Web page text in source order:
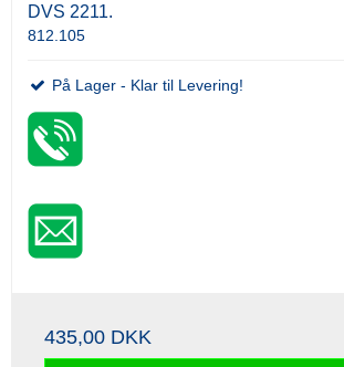
DVS 2211.
812.105
På Lager - Klar til Levering!
435,00 DKK